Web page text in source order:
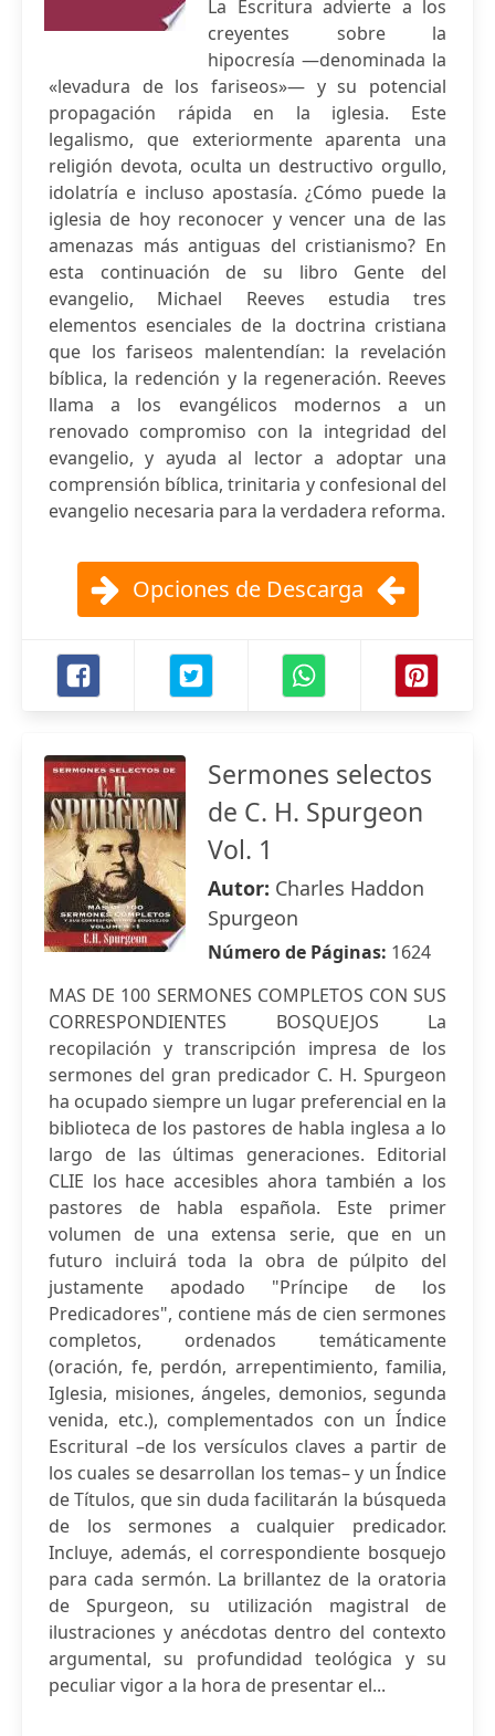
La Escritura advierte a los
creyentes sobre la
hipocresía —denominada la
«levadura de los fariseos»— y su potencial
propagación rápida en la iglesia. Este
legalismo, que exteriormente aparenta una
religión devota, oculta un destructivo orgullo,
idolatría e incluso apostasía. ¿Cómo puede la
iglesia de hoy reconocer y vencer una de las
amenazas más antiguas del cristianismo? En
esta continuación de su libro Gente del
evangelio, Michael Reeves estudia tres
elementos esenciales de la doctrina cristiana
que los fariseos malentendían: la revelación
bíblica, la redención y la regeneración. Reeves
llama a los evangélicos modernos a un
renovado compromiso con la integridad del
evangelio, y ayuda al lector a adoptar una
comprensión bíblica, trinitaria y confesional del
evangelio necesaria para la verdadera reforma.
Opciones de Descarga
Sermones selectos
de C. H. Spurgeon
Vol. 1
Autor: Charles Haddon
Spurgeon
Número de Páginas: 1624
MAS DE 100 SERMONES COMPLETOS CON SUS
CORRESPONDIENTES BOSQUEJOS La
recopilación y transcripción impresa de los
sermones del gran predicador C. H. Spurgeon
ha ocupado siempre un lugar preferencial en la
biblioteca de los pastores de habla inglesa a lo
largo de las últimas generaciones. Editorial
CLIE los hace accesibles ahora también a los
pastores de habla española. Este primer
volumen de una extensa serie, que en un
futuro incluirá toda la obra de púlpito del
justamente apodado "Príncipe de los
Predicadores", contiene más de cien sermones
completos, ordenados temáticamente
(oración, fe, perdón, arrepentimiento, familia,
Iglesia, misiones, ángeles, demonios, segunda
venida, etc.), complementados con un Índice
Escritural –de los versículos claves a partir de
los cuales se desarrollan los temas– y un Índice
de Títulos, que sin duda facilitarán la búsqueda
de los sermones a cualquier predicador.
Incluye, además, el correspondiente bosquejo
para cada sermón. La brillantez de la oratoria
de Spurgeon, su utilización magistral de
ilustraciones y anécdotas dentro del contexto
argumental, su profundidad teológica y su
peculiar vigor a la hora de presentar el...